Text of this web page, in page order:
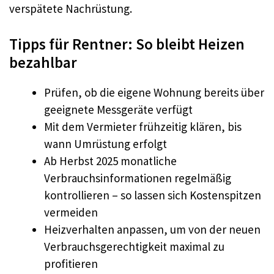
verspätete Nachrüstung.
Tipps für Rentner: So bleibt Heizen
bezahlbar
Prüfen, ob die eigene Wohnung bereits über
geeignete Messgeräte verfügt
Mit dem Vermieter frühzeitig klären, bis
wann Umrüstung erfolgt
Ab Herbst 2025 monatliche
Verbrauchsinformationen regelmäßig
kontrollieren – so lassen sich Kostenspitzen
vermeiden
Heizverhalten anpassen, um von der neuen
Verbrauchsgerechtigkeit maximal zu
profitieren